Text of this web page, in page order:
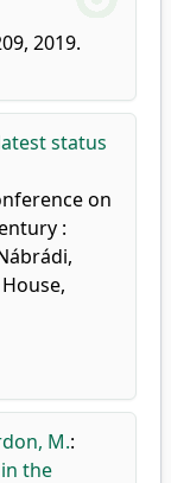
2019.
status
on
:
M.:
the